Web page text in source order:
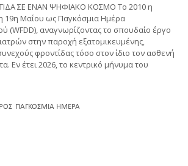
ΣΕ ΕΝΑΝ ΨΗΦΙΑΚΟ ΚΟΣΜΟ Το 2010 η
19η Μαΐου ως Παγκόσμια Ημέρα
(WFDD), αναγνωρίζοντας το σπουδαίο έργο
στην παροχή εξατομικευμένης,
φροντίδας τόσο στον ίδιο τον ασθενή
Εν έτει 2026, το κεντρικό μήνυμα του
ΠΑΓΚΟΣΜΙΑ ΗΜΕΡΑ